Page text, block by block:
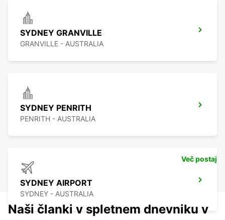
SYDNEY GRANVILLE
GRANVILLE - AUSTRALIA
SYDNEY PENRITH
PENRITH - AUSTRALIA
SYDNEY AIRPORT
SYDNEY - AUSTRALIA
Več postaj
Naši članki v spletnem dnevniku v